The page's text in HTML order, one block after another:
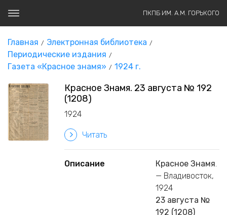
ПКПБ ИМ. А.М. ГОРЬКОГО
Главная
Электронная библиотека
Периодические издания
Газета «Красное знамя»
1924 г.
Красное Знамя. 23 августа № 192
(1208)
1924
Читать
Описание Красное Знамя.
— Владивосток,
1924
23 августа №
192 (1208)